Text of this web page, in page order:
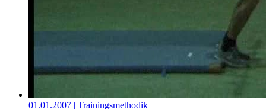
01.01.2007 | Trainingsmethodik